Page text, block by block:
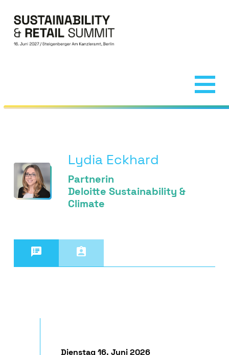
Downloadbereich
Partner
Organisation
Welcome Reception
Impressionen
Jetzt anmelden
Lydia Eckhard
Partnerin
Deloitte Sustainability &
Climate
 
Dienstag 16. Juni 2026